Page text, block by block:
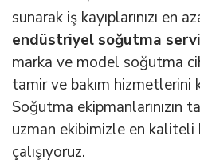
sunarak iş kayıplarınızı en
endüstriyel soğutma
marka ve model soğutma
tamir ve bakım hizmetlerini
Soğutma ekipmanlarınızın
uzman ekibimizle en kaliteli
çalışıyoruz.